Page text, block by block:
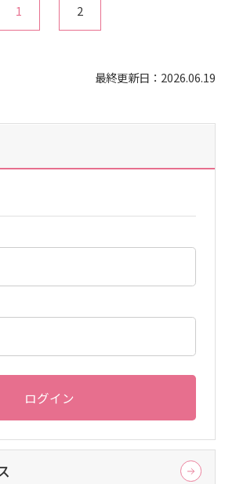
ポリシー
・ポリシー（2027年度以降入学
・ポリシー（2024～2026年度入学
リシー
ポリシー（2024年度以降入学生）
ポリシー（2023年度入学生）
シー
リシー（2024年度入学生）
用について
いて
情報について
シラバス
式第1・第2
委員会規定
パス施設 名称・愛称
を振り返る
て
りについて
ション学部
ン学専攻
ム
講座
案内
系について
アクセス
1 2
最終更新日：2026.06.19
た
家試験対策
News』
ログイン